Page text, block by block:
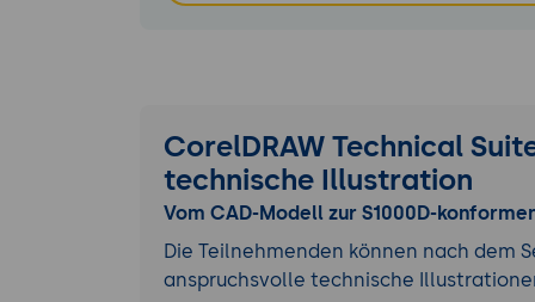
CorelDRAW Technical
technische Illustration
Vom CAD-Modell zur S1000D-
Die Teilnehmenden können nach dem
anspruchsvolle technische